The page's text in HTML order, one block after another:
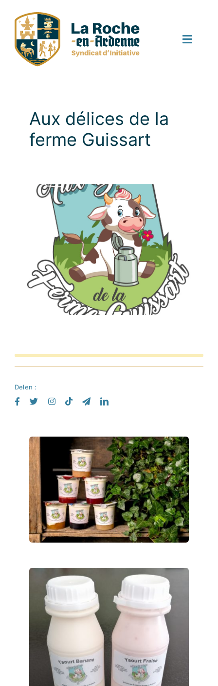
content
Toggle
Activiteiten
Nieuws
Nederlands
Aux délices de la
ferme Guissart
Delen :